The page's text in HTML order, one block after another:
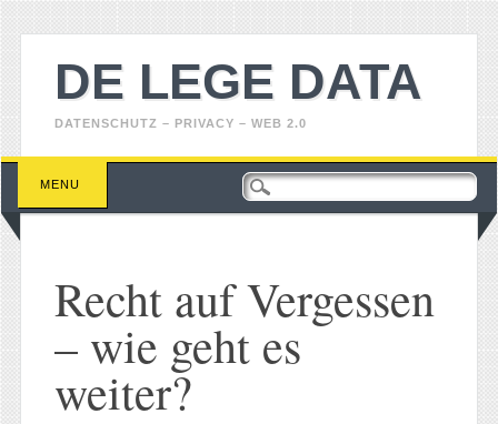
DE LEGE DATA
DATENSCHUTZ – PRIVACY – WEB 2.0
Main menu
Skip
content
MENU
Recht auf Vergessen
– wie geht es
weiter?